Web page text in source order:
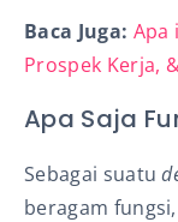
Baca Juga: Apa
Prospek Kerja,
Apa Saja
Sebagai suatu
beragam